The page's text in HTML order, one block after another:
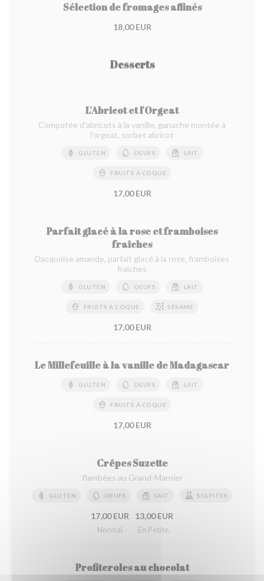
Sélection de fromages affinés
18,00 EUR
Desserts
L'Abricot et l'Orgeat
Compotée d'abricots à la vanille, ganache montée à
l'orgeat, sorbet abricot
GLUTEN OEUFS LAIT
FRUITS À COQUE
17,00 EUR
Parfait glacé à la rose et framboises
fraîches
Dacquoise amande, parfait glacé à la rose, framboises
fraîches
GLUTEN OEUFS LAIT
FRUITS À COQUE SÉSAME
17,00 EUR
Le Millefeuille à la vanille de Madagascar
GLUTEN OEUFS LAIT
FRUITS À COQUE
17,00 EUR
Crêpes Suzette
flambées au Grand-Marnier
GLUTEN OEUFS LAIT SULFITES
17,00 EUR
Normal
13,00 EUR
En Petite.
Profiteroles au chocolat